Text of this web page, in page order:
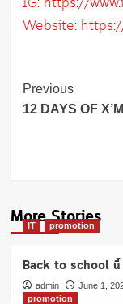
Website:
Post
Previous
12 DAYS OF
More Stories
IT promotion
Back to school นี้
admin June 1,
promotion